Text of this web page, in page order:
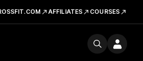
AFFILIATES COURSES